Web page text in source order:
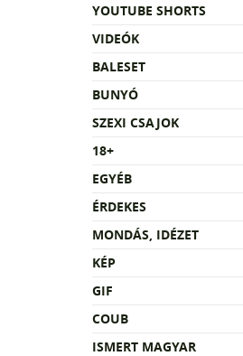
YOUTUBE SHORTS
VIDEÓK
BALESET
BUNYÓ
SZEXI CSAJOK
18+
EGYÉB
ÉRDEKES
MONDÁS, IDÉZET
KÉP
GIF
COUB
ISMERT MAGYAR